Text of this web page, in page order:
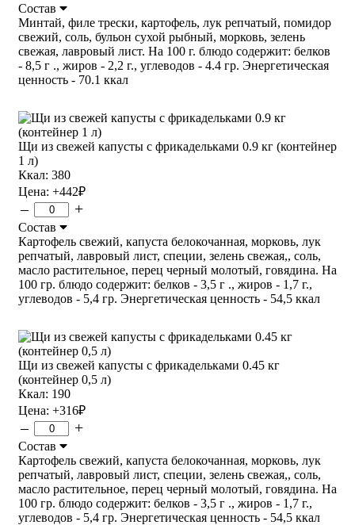
Состав
Минтай, филе трески, картофель, лук репчатый, помидор
свежий, соль, бульон сухой рыбный, морковь, зелень
свежая, лавровый лист. На 100 г. блюдо содержит: белков
- 8,5 г ., жиров - 2,2 г., углеводов - 4.4 гр. Энергетическая
ценность - 70.1 ккал
Щи из свежей капусты с фрикадельками 0.9 кг (контейнер
1 л)
Ккал: 380
Цена: +442₽
– +
Состав
Картофель свежий, капуста белокочанная, морковь, лук
репчатый, лавровый лист, специи, зелень свежая,, соль,
масло растительное, перец черный молотый, говядина. На
100 гр. блюдо содержит: белков - 3,5 г ., жиров - 1,7 г.,
углеводов - 5,4 гр. Энергетическая ценность - 54,5 ккал
Щи из свежей капусты с фрикадельками 0.45 кг
(контейнер 0,5 л)
Ккал: 190
Цена: +316₽
– +
Состав
Картофель свежий, капуста белокочанная, морковь, лук
репчатый, лавровый лист, специи, зелень свежая,, соль,
масло растительное, перец черный молотый, говядина. На
100 гр. блюдо содержит: белков - 3,5 г ., жиров - 1,7 г.,
углеводов - 5,4 гр. Энергетическая ценность - 54,5 ккал